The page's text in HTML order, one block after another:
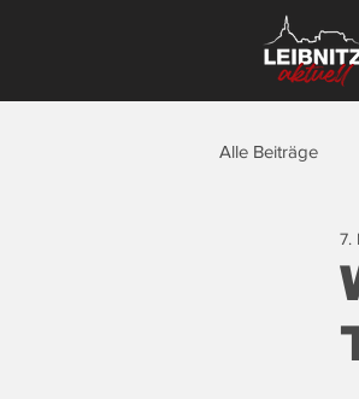
Alle Beiträge
7.